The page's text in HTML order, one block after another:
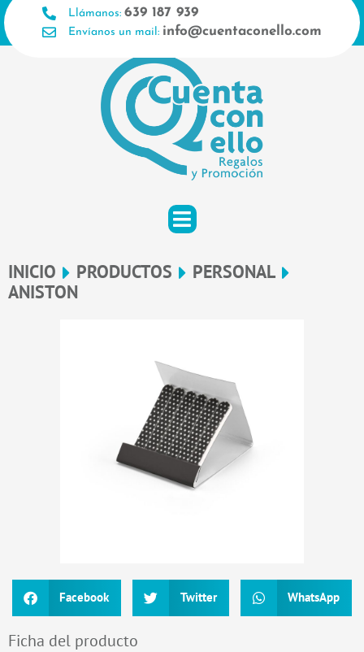
Ir
al
contenido
Llámanos: 639 187 939
Envíanos un mail: info@cuentaconello.com
INICIO PRODUCTOS
PERSONAL
ANISTON
Facebook Twitter WhatsApp
Ficha del producto